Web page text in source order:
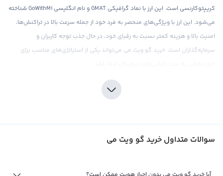
کریپتوکارنسی است. این ارز با نماد گرافیکی GMAT و نام انگلیسی GoWithMi شناخته
می‌شود. این ارز با ویژگی‌های منحصر به فرد خود از جمله سرعت بالا در تراکنش‌ها،
امنیت بالا و هزینه کمتر نسبت به رقبای خود، در حال جذب توجه کاربران و
سرمایه‌گذاران است. خرید گو ویت می می‌تواند یکی از استراتژی‌های مناسب برای
صرافی ارز دیجیتال رابکس به عنوان یکی از محل‌های مناسب و مطمئن برای خرید ارز
دیجیتال GMAT شناخته می‌شود. با ارائه قیمت‌های رقابتی و کارمزد پایین، رابکس
تصمیم‌گیری‌های مربوط به سرمایه‌گذاری در GMAT کمک می‌کند.
سوالات متداول خرید گو ویت می